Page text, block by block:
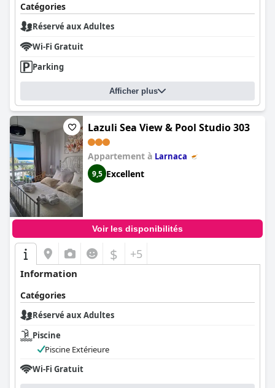
Catégories
Réservé aux Adultes
Wi-Fi Gratuit
Parking
Afficher plus
Lazuli Sea View & Pool Studio 303
Appartement à Larnaca
9,5 Excellent
Voir les disponibilités
$ +5
Information
Catégories
Réservé aux Adultes
Piscine
Piscine Extérieure
Wi-Fi Gratuit